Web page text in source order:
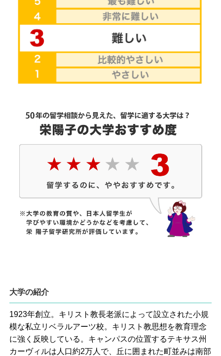
大学の紹介
1923年創立。キリスト教長老派によって設立された小規
模な私立リベラルアーツ校。キリスト教思想を教育理念
に強く反映している。キャンパスの位置するテキサス州
カーヴィルは人口約2万人で、丘に囲まれた町並みは南部